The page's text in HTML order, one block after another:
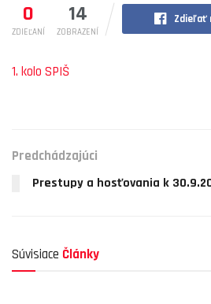
0
ZDIEĽANÍ
14
ZOBRAZENÍ
Zdieľať
1. kolo SPIŠ
Predchádzajúci
Prestupy a hosťovania k
Súvisiace Články